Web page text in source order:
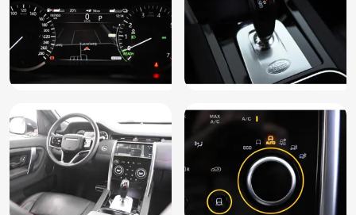
Hoofdsteunen achter
ISOFIX
Isofix bevestiging voor kinderzitjes
Keyless entry
LED achterlichten
LED dagrijverlichting
Lederen bekleding
Lederen stuurwiel
Lederen versnellingspook